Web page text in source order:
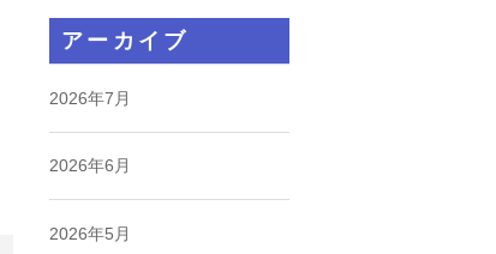
アーカイブ
2026年7月
2026年6月
2026年5月